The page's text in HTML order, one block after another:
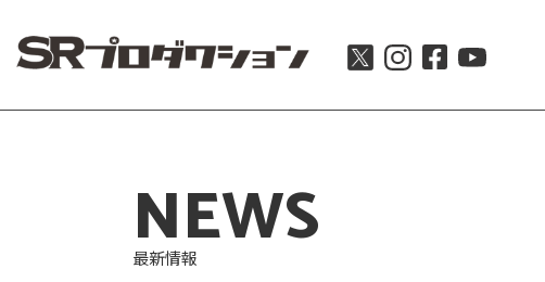
NEWS
最新情報